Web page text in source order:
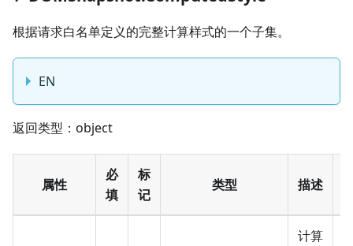
根据请求白名单定义的完整计算样式的一个子集。
EN
返回类型：object
属性
必
填
标
记
类型 描述
计算